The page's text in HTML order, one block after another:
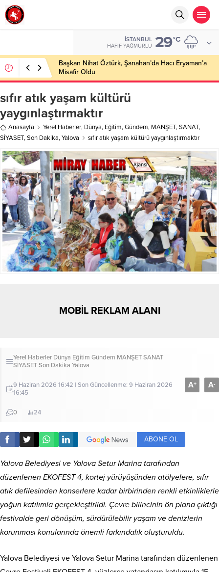
İSTANBUL
HAFIF YAĞMURLU 29°C
Başkan Nihat Öztürk, Şanahan’da Hacı Eryaman’a
Misafir Oldu
sıfır atık yaşam kültürü
yaygınlaştırmaktır
Anasayfa Yerel Haberler, Dünya, Eğitim,Gündem, MANŞET,SANAT,
SİYASET,Son Dakika,Yalova sıfır atık yaşam kültürü yaygınlaştırmaktır
MOBİL REKLAM ALANI
Yerel Haberler Dünya Eğitim Gündem MANŞETSANAT
SİYASETSon Dakika Yalova
9 Haziran 2026 16:42 | Son Güncellenme: 9 Haziran 2026
16:45
0 24
A+ A-
ABONE OL
Yalova Belediyesi ve Yalova Setur Marina tarafından
düzenlenen EKOFEST 4, kortej yürüyüşünden atölyelere, sıfır
atık defilesinden konserlere kadar birbirinden renkli etkinliklerle
yoğun katılımla gerçekleştirildi. Çevre bilincinin ön plana çıktığı
festivalde geri dönüşüm, sürdürülebilir yaşam ve denizlerin
korunması konularında önemli farkındalık oluşturuldu.
Yalova Belediyesi ve Yalova Setur Marina tarafından düzenlenen